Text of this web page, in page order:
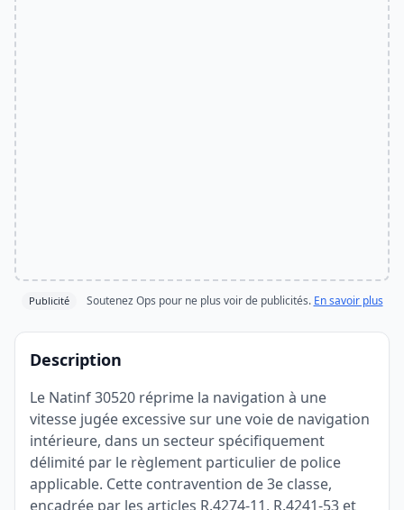
Publicité Soutenez Ops pour ne plus voir de publicités. En savoir plus
Description
Le Natinf 30520 réprime la navigation à une
vitesse jugée excessive sur une voie de navigation
intérieure, dans un secteur spécifiquement
délimité par le règlement particulier de police
applicable. Cette contravention de 3e classe,
encadrée par les articles R.4274-11, R.4241-53 et